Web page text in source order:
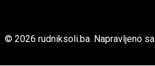
© 2026 rudniksoli.ba. Napravljeno sa